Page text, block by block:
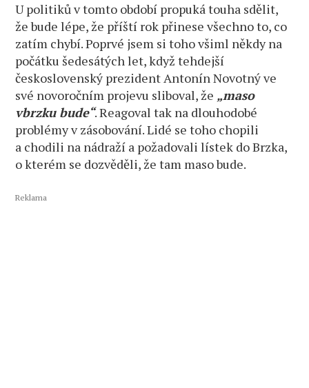
U politiků v tomto období propuká touha sdělit,
že bude lépe, že příští rok přinese všechno to, co
zatím chybí. Poprvé jsem si toho všiml někdy na
počátku šedesátých let, když tehdejší
československý prezident Antonín Novotný ve
své novoročním projevu sliboval, že „maso
vbrzku bude“. Reagoval tak na dlouhodobé
problémy v zásobování. Lidé se toho chopili
a chodili na nádraží a požadovali lístek do Brzka,
o kterém se dozvěděli, že tam maso bude.
Reklama